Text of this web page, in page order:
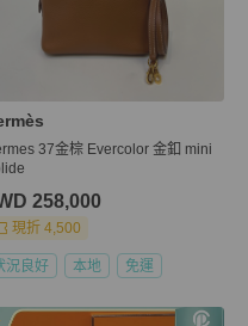
37金棕 Evercolor 金釦 mini
258,000
現折 4,500
況良好 本地 免運